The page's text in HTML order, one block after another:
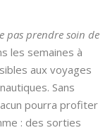
pas prendre soin de
les semaines à
aux voyages
Sans
pourra profiter
: des sorties